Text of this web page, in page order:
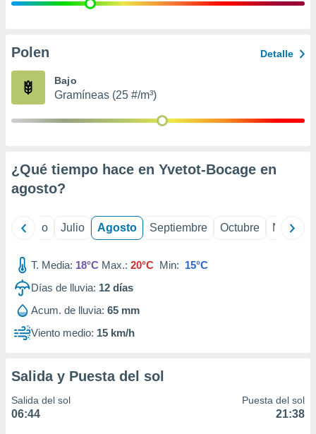
publicidad
de
Polen Detalle
Bajo
Gramíneas (25 #/m³)
¿Qué tiempo hace en Yvetot-Bocage en
agosto?
Junio Julio Agosto Septiembre Octubre
T. Media: 18°C Max.: 20°C Min: 15°C
Días de lluvia: 12 días
Acum. de lluvia: 65 mm
Viento medio: 15 km/h
Salida y Puesta del sol
Salida del sol
06:44
Puesta del sol
21:38